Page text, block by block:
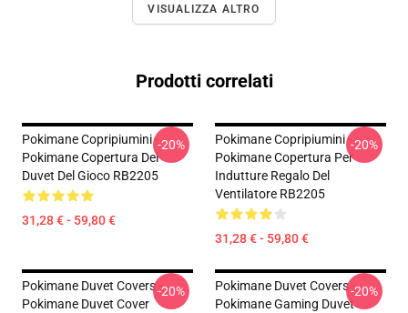
VISUALIZZA ALTRO
Prodotti correlati
Pokimane Copripiumini -
Pokimane Copertura Del
Duvet Del Gioco RB2205
31,28 € - 59,80 €
-20%
Pokimane Copripiumini -
Pokimane Copertura Per
Indutture Regalo Del
Ventilatore RB2205
31,28 € - 59,80 €
-20%
Pokimane Duvet Covers -
Pokimane Duvet Cover
-20%
Pokimane Duvet Covers -
Pokimane Gaming Duvet
-20%